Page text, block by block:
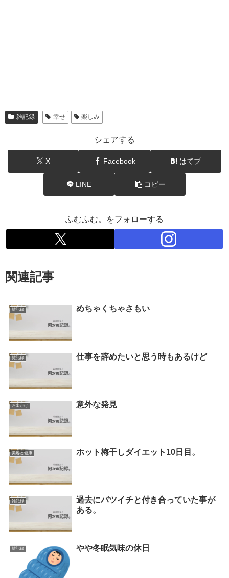
雑記録 幸せ 楽しみ
シェアする
X Facebook はてブ
LINE コピー
ふむふむ。をフォローする
関連記事
雑記録 めちゃくちゃさもい
雑記録 仕事を辞めたいと思う時もあるけど
お出かけ 意外な発見
美容と健康 ホット梅干しダイエット10日目。
雑記録
過去にバツイチと付き合っていた事が
ある。
雑記録 やや冬眠気味の休日